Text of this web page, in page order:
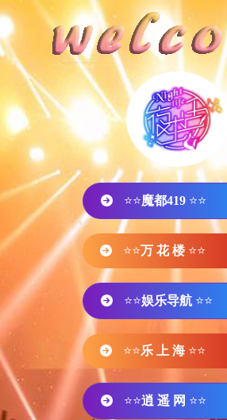
⭐⭐魔都419 ⭐⭐
⭐⭐万 花 楼 ⭐⭐
⭐⭐娱乐导航 ⭐⭐
⭐⭐乐 上 海 ⭐⭐
⭐⭐逍 遥 网 ⭐⭐